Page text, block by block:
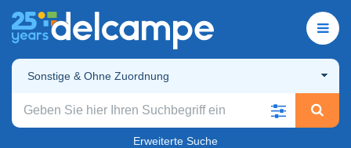
Sonstige & Ohne Zuordnung
Erweiterte Suche